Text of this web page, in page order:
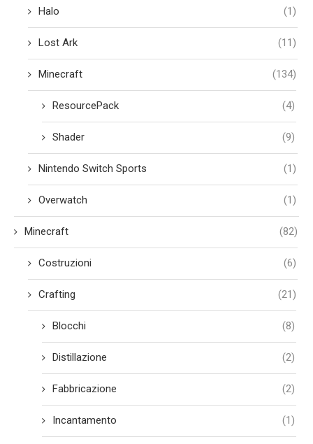
Halo (1)
Lost Ark (11)
Minecraft (134)
ResourcePack (4)
Shader (9)
Nintendo Switch Sports (1)
Overwatch (1)
Minecraft (82)
Costruzioni (6)
Crafting (21)
Blocchi (8)
Distillazione (2)
Fabbricazione (2)
Incantamento (1)